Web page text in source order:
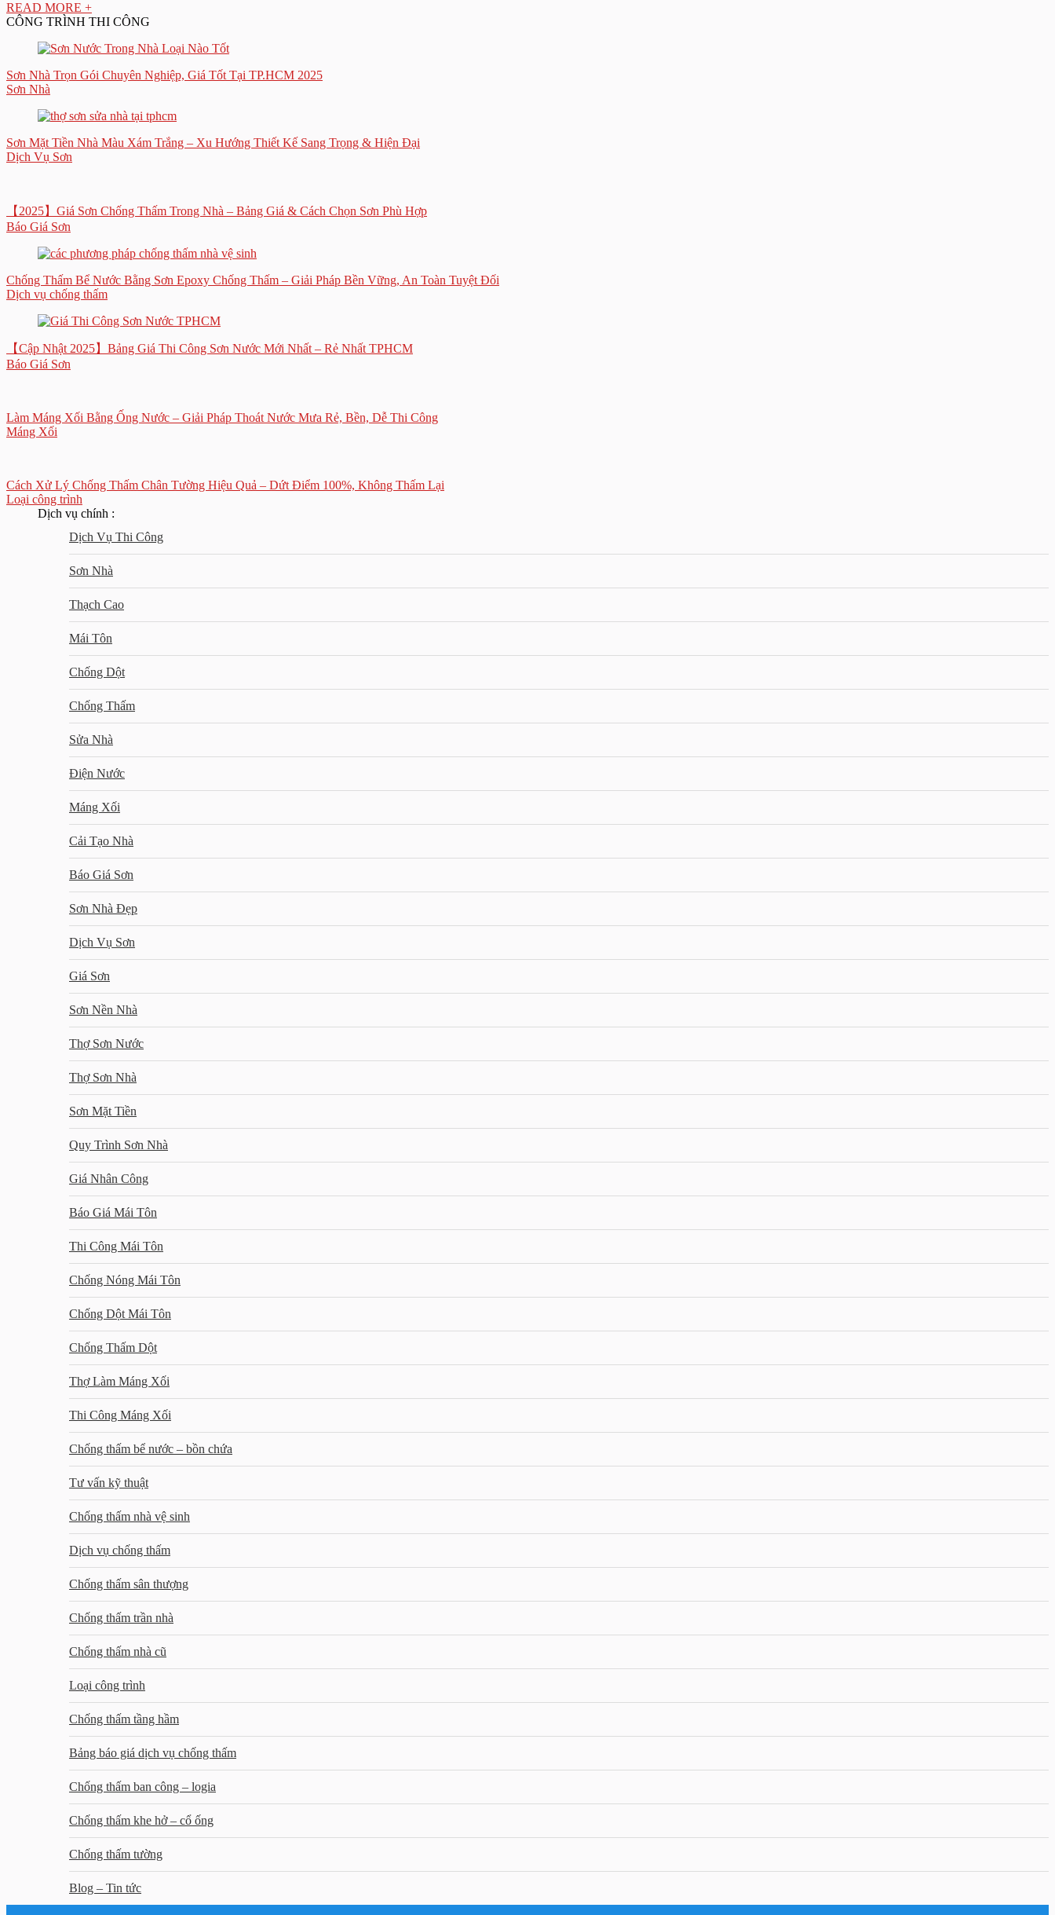
READ MORE +
CÔNG TRÌNH THI CÔNG
Sơn Nhà Trọn Gói Chuyên Nghiệp, Giá Tốt Tại TP.HCM 2025
Sơn Nhà
Sơn Mặt Tiền Nhà Màu Xám Trắng – Xu Hướng Thiết Kế Sang Trọng & Hiện Đại
Dịch Vụ Sơn
【2025】Giá Sơn Chống Thấm Trong Nhà – Bảng Giá & Cách Chọn Sơn Phù Hợp
Báo Giá Sơn
Chống Thấm Bể Nước Bằng Sơn Epoxy Chống Thấm – Giải Pháp Bền Vững, An Toàn Tuyệt Đối
Dịch vụ chống thấm
【Cập Nhật 2025】Bảng Giá Thi Công Sơn Nước Mới Nhất – Rẻ Nhất TPHCM
Báo Giá Sơn
Làm Máng Xối Bằng Ống Nước – Giải Pháp Thoát Nước Mưa Rẻ, Bền, Dễ Thi Công
Máng Xối
Cách Xử Lý Chống Thấm Chân Tường Hiệu Quả – Dứt Điểm 100%, Không Thấm Lại
Loại công trình
Dịch vụ chính :
Dịch Vụ Thi Công
Sơn Nhà
Thạch Cao
Mái Tôn
Chống Dột
Chống Thấm
Sửa Nhà
Điện Nước
Máng Xối
Cải Tạo Nhà
Báo Giá Sơn
Sơn Nhà Đẹp
Dịch Vụ Sơn
Giá Sơn
Sơn Nền Nhà
Thợ Sơn Nước
Thợ Sơn Nhà
Sơn Mặt Tiền
Quy Trình Sơn Nhà
Giá Nhân Công
Báo Giá Mái Tôn
Thi Công Mái Tôn
Chống Nóng Mái Tôn
Chống Dột Mái Tôn
Chống Thấm Dột
Thợ Làm Máng Xối
Thi Công Máng Xối
Chống thấm bể nước – bồn chứa
Tư vấn kỹ thuật
Chống thấm nhà vệ sinh
Dịch vụ chống thấm
Chống thấm sân thượng
Chống thấm trần nhà
Chống thấm nhà cũ
Loại công trình
Chống thấm tầng hầm
Bảng báo giá dịch vụ chống thấm
Chống thấm ban công – logia
Chống thấm khe hở – cổ ống
Chống thấm tường
Blog – Tin tức